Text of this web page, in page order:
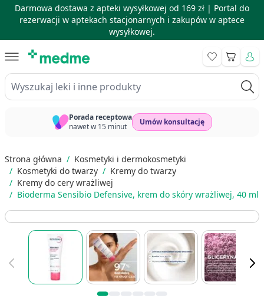
Darmowa dostawa z apteki wysyłkowej od 169 zł | Portal do
rezerwacji w aptekach stacjonarnych i zakupów w aptece
wysyłkowej.
Wyszukaj leki i inne produkty
Koszyk
Porada receptowa
nawet w 15 minut
Umów konsultację
Strona główna / Kosmetyki i dermokosmetyki
/ Kosmetyki do twarzy / Kremy do twarzy
/ Kremy do cery wrażliwej
/ Bioderma Sensibio Defensive, krem do skóry wrażliwej, 40 ml